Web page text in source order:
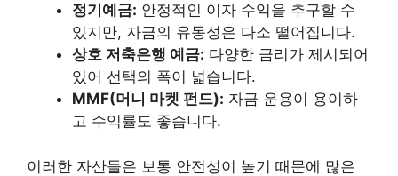
정기예금: 안정적인 이자 수익을 추구할 수
있지만, 자금의 유동성은 다소 떨어집니다.
상호 저축은행 예금: 다양한 금리가 제시되어
있어 선택의 폭이 넓습니다.
MMF(머니 마켓 펀드): 자금 운용이 용이하
고 수익률도 좋습니다.
이러한 자산들은 보통 안전성이 높기 때문에 많은